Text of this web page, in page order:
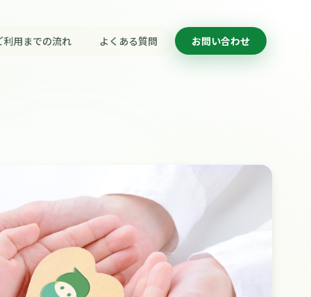
利用までの流れ よくある質問 お問い合わせ